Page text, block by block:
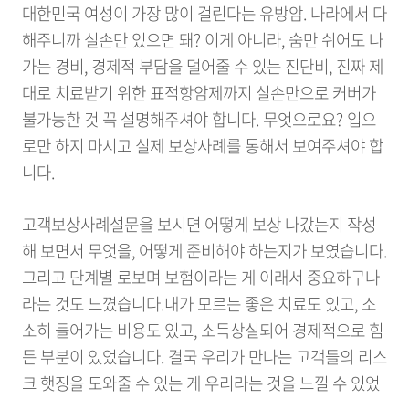
대한민국 여성이 가장 많이 걸린다는 유방암. 나라에서 다
해주니까 실손만 있으면 돼? 이게 아니라, 숨만 쉬어도 나
가는 경비, 경제적 부담을 덜어줄 수 있는 진단비, 진짜 제
대로 치료받기 위한 표적항암제까지 실손만으로 커버가
불가능한 것 꼭 설명해주셔야 합니다. 무엇으로요? 입으
로만 하지 마시고 실제 보상사례를 통해서 보여주셔야 합
니다.
고객보상사례설문을 보시면 어떻게 보상 나갔는지 작성
해 보면서 무엇을, 어떻게 준비해야 하는지가 보였습니다.
그리고 단계별 로보며 보험이라는 게 이래서 중요하구나
라는 것도 느꼈습니다.내가 모르는 좋은 치료도 있고, 소
소히 들어가는 비용도 있고, 소득상실되어 경제적으로 힘
든 부분이 있었습니다. 결국 우리가 만나는 고객들의 리스
크 햇징을 도와줄 수 있는 게 우리라는 것을 느낄 수 있었